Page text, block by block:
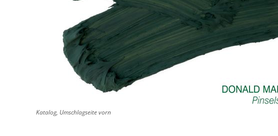
Katalog, Umschlagseite vorn